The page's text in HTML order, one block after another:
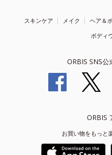
スキンケア メイク ヘア＆
ボディ
ORBIS SNS公
ORBIS
お買い物をもっと